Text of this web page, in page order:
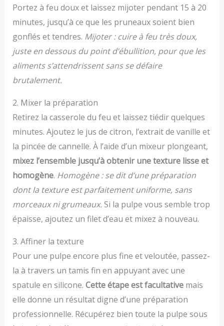
Portez à feu doux et laissez mijoter pendant 15 à 20
minutes, jusqu’à ce que les pruneaux soient bien
gonflés et tendres. Mijoter : cuire à feu très doux,
juste en dessous du point d’ébullition, pour que les
aliments s’attendrissent sans se défaire
brutalement.
2. Mixer la préparation
Retirez la casserole du feu et laissez tiédir quelques
minutes. Ajoutez le jus de citron, l’extrait de vanille et
la pincée de cannelle. À l’aide d’un mixeur plongeant,
mixez l’ensemble jusqu’à obtenir une texture lisse et
homogène. Homogène : se dit d’une préparation
dont la texture est parfaitement uniforme, sans
morceaux ni grumeaux. Si la pulpe vous semble trop
épaisse, ajoutez un filet d’eau et mixez à nouveau.
3. Affiner la texture
Pour une pulpe encore plus fine et veloutée, passez-
la à travers un tamis fin en appuyant avec une
spatule en silicone. Cette étape est facultativemais
elle donne un résultat digne d’une préparation
professionnelle. Récupérez bien toute la pulpe sous